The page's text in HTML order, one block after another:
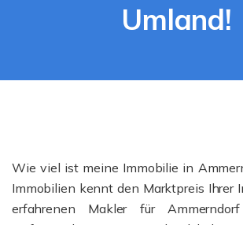
Umland!
Wie viel ist meine Immobilie in
Immobilien kennt den Marktpreis Ihrer
erfahrenen Makler für